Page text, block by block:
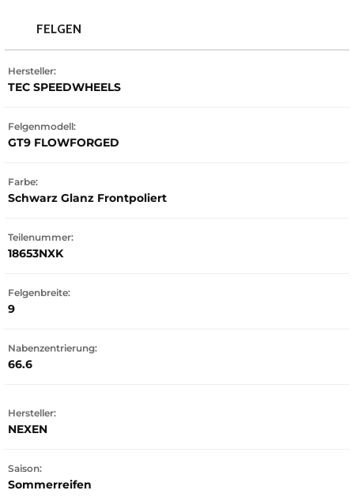
FELGEN
Hersteller:
TEC SPEEDWHEELS
Felgenmodell:
GT9 FLOWFORGED
Farbe:
Schwarz Glanz Frontpoliert
Teilenummer:
18653NXK
Felgenbreite:
9
Nabenzentrierung:
66.6
Hersteller:
NEXEN
Saison:
Sommerreifen